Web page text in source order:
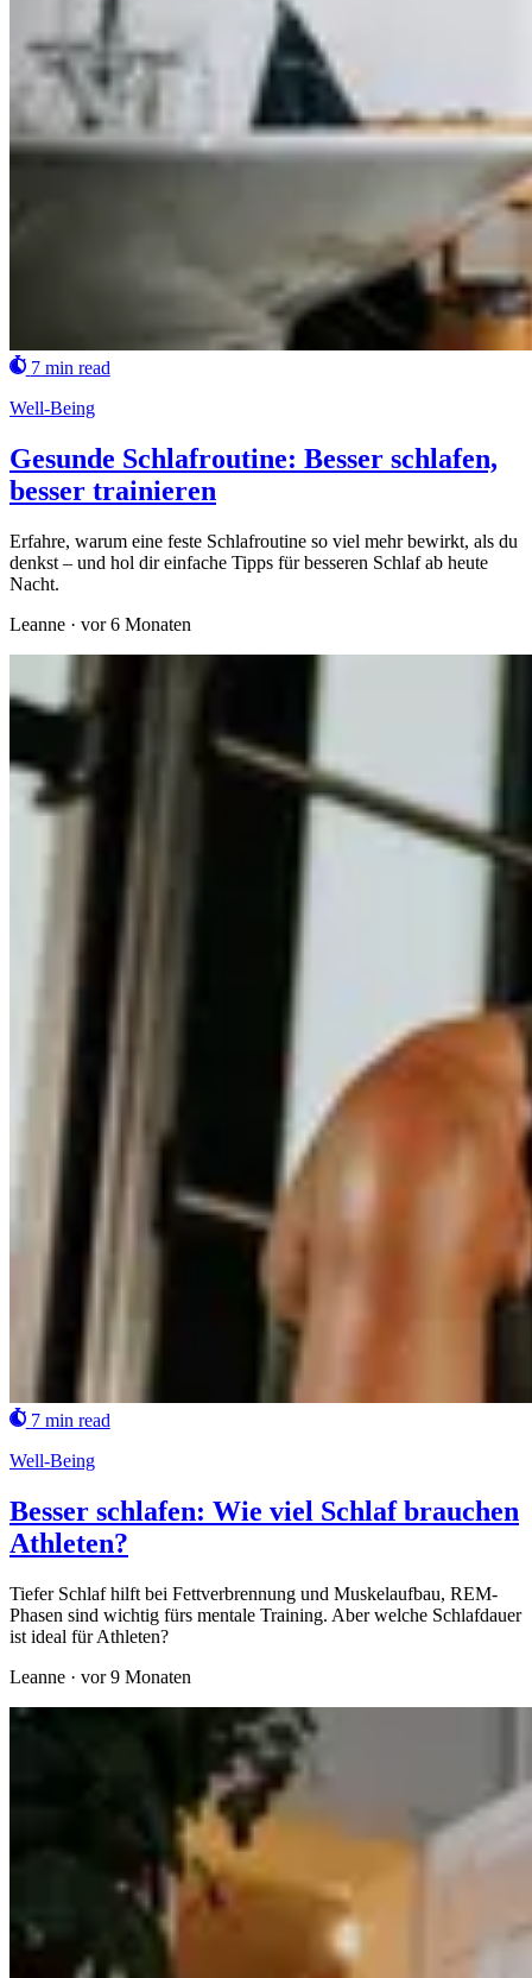
7 min read
Well-Being
Gesunde Schlafroutine: Besser schlafen,
besser trainieren
Erfahre, warum eine feste Schlafroutine so viel mehr bewirkt, als du
denkst – und hol dir einfache Tipps für besseren Schlaf ab heute
Nacht.
Leanne · vor 6 Monaten
7 min read
Well-Being
Besser schlafen: Wie viel Schlaf brauchen
Athleten?
Tiefer Schlaf hilft bei Fettverbrennung und Muskelaufbau, REM-
Phasen sind wichtig fürs mentale Training. Aber welche Schlafdauer
ist ideal für Athleten?
Leanne · vor 9 Monaten